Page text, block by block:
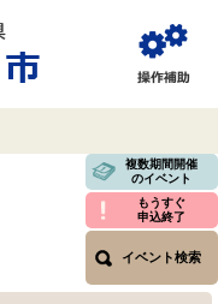
覧
補
複数期間開催
のイベント
もうすぐ
申込終了
イベント検索